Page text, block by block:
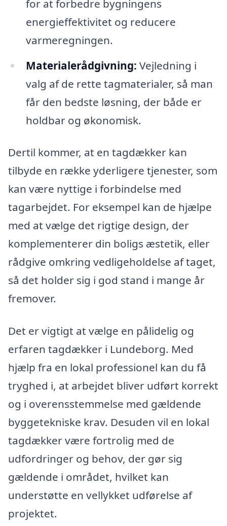
for at forbedre bygningens
energieffektivitet og reducere
varmeregningen.
Materialerådgivning: Vejledning i
valg af de rette tagmaterialer, så man
får den bedste løsning, der både er
holdbar og økonomisk.
Dertil kommer, at en tagdækker kan
tilbyde en række yderligere tjenester, som
kan være nyttige i forbindelse med
tagarbejdet. For eksempel kan de hjælpe
med at vælge det rigtige design, der
komplementerer din boligs æstetik, eller
rådgive omkring vedligeholdelse af taget,
så det holder sig i god stand i mange år
fremover.
Det er vigtigt at vælge en pålidelig og
erfaren tagdækker i Lundeborg. Med
hjælp fra en lokal professionel kan du få
tryghed i, at arbejdet bliver udført korrekt
og i overensstemmelse med gældende
byggetekniske krav. Desuden vil en lokal
tagdækker være fortrolig med de
udfordringer og behov, der gør sig
gældende i området, hvilket kan
understøtte en vellykket udførelse af
projektet.